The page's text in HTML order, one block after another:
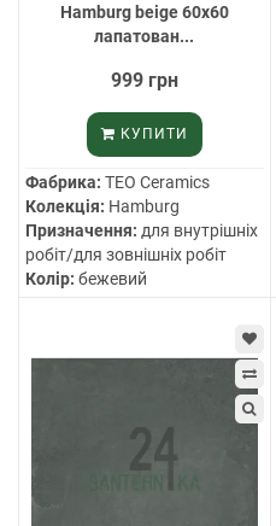
Hamburg beige 60х60
лапатован...
999 грн
КУПИТИ
Фабрика: TEO Ceramics
Колекція: Hamburg
Призначення: для внутрішніх
робіт/для зовнішніх робіт
Колір: бежевий